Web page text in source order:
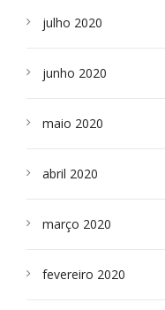
julho 2020
junho 2020
maio 2020
abril 2020
março 2020
fevereiro 2020